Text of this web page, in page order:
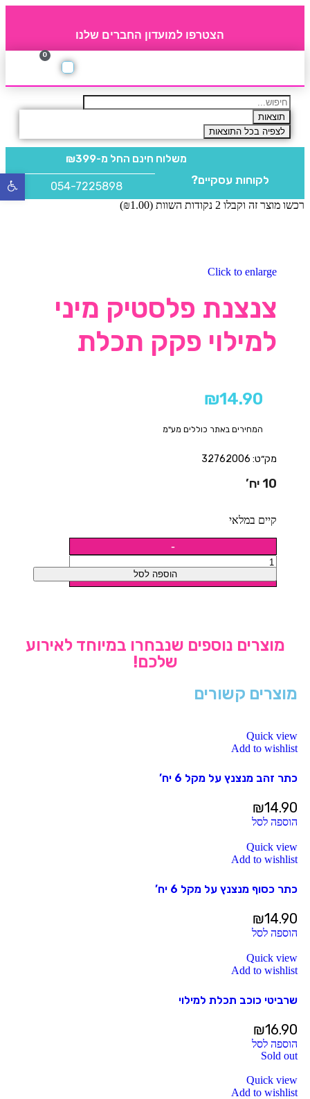
הצטרפו למועדון החברים שלנו
0
תוצאות
לצפיה בכל התוצאות
משלוח חינם החל מ-₪399
לקוחות עסקיים? 054-7225898
רכשו מוצר זה וקבלו 2 נקודות השוות ( ₪1.00
)
Click to enlarge
צנצנת פלסטיק מיני
למילוי פקק תכלת
₪14.90
המחירים באתר כוללים מע"מ
מק״ט: 32762006
10 יח’
קיים במלאי
הוספה לסל
מוצרים נוספים שנבחרו במיוחד לאירוע
שלכם!
מוצרים קשורים
Quick view
Add to wishlist
כתר זהב מנצנץ על מקל 6 יח’
₪14.90
הוספה לסל
Quick view
Add to wishlist
כתר כסוף מנצנץ על מקל 6 יח’
₪14.90
הוספה לסל
Quick view
Add to wishlist
שרביטי כוכב תכלת למילוי
₪16.90
הוספה לסל
Sold out
Quick view
Add to wishlist
פתח